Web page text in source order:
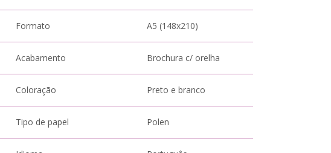
Formato A5 (148x210)
Acabamento Brochura c/ orelha
Coloração Preto e branco
Tipo de papel Polen